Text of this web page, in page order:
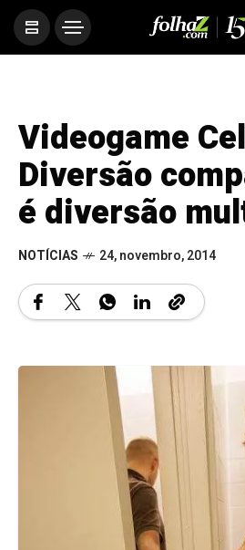
Videogame
Diversão
é diversão
NOTÍCIAS 24, novembro, 2014